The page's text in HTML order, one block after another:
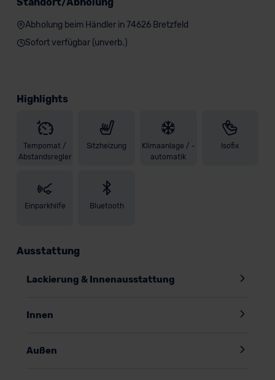
Abholung beim Händler in 74626 Bretzfeld
Sofort verfügbar (unverb.)
Highlights
Tempomat /
Abstandsregler
Sitzheizung
Klimaanlage / -
automatik
Isofix
Einparkhilfe Bluetooth
Ausstattung
Lackierung & Innenausstattung
Innen
Außen